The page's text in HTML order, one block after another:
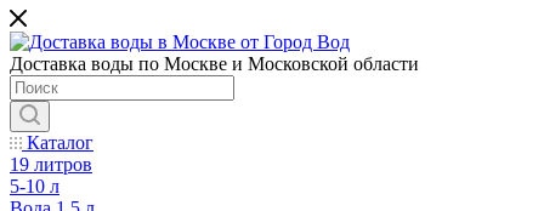
Доставка воды по Москве и Московской области
Каталог
19 литров
5-10 л